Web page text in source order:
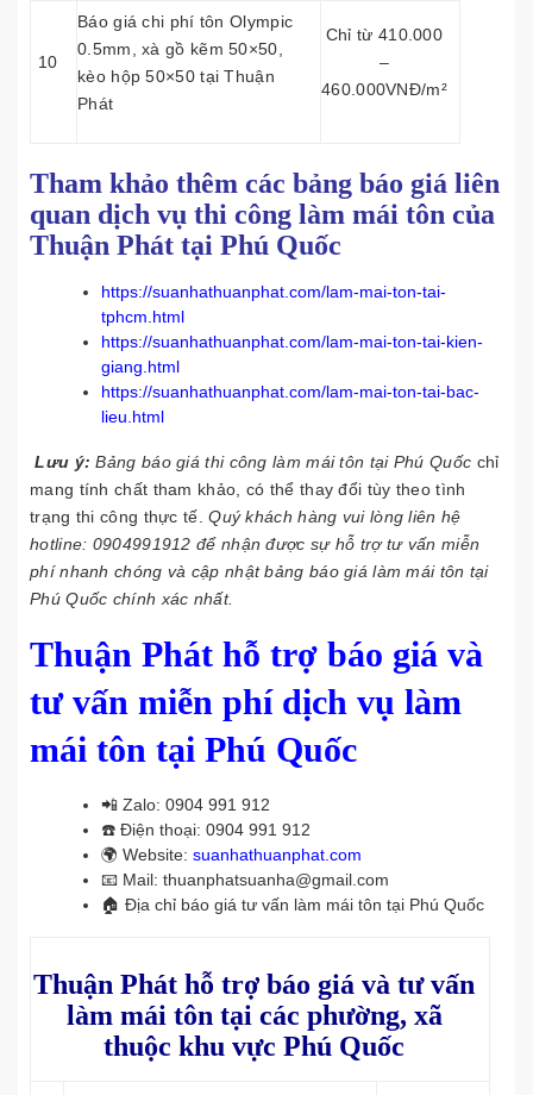
10
Báo giá chi phí tôn Olympic
0.5mm, xà gồ kẽm 50×50,
kèo hộp 50×50 tại Thuận
Phát
Chỉ từ 410.000
–
460.000VNĐ/m²
Tham khảo thêm các bảng báo giá liên
quan dịch vụ thi công làm mái tôn của
Thuận Phát tại Phú Quốc
https://suanhathuanphat.com/lam-mai-ton-tai-
tphcm.html
https://suanhathuanphat.com/lam-mai-ton-tai-kien-
giang.html
https://suanhathuanphat.com/lam-mai-ton-tai-bac-
lieu.html
Lưu ý: Bảng báo giá thi công làm mái tôn tại Phú Quốc chỉ
mang tính chất tham khảo, có thể thay đổi tùy theo tình
trạng thi công thực tế.Quý khách hàng vui lòng liên hệ
hotline: 0904991912để nhận được sự hỗ trợ tư vấn miễn
phí nhanh chóng và cập nhật bảng báo giá làm mái tôn tại
Phú Quốc chính xác nhất.
Thuận Phát hỗ trợ báo giá và
tư vấn miễn phí dịch vụ làm
mái tôn tại Phú Quốc
📲 Zalo: 0904 991 912
☎️ Điện thoại: 0904 991 912
🌍 Website: suanhathuanphat.com
📧 Mail: thuanphatsuanha@gmail.com
🏠 Địa chỉ báo giá tư vấn làm mái tôn tại Phú Quốc
Thuận Phát hỗ trợ báo giá và tư vấn
làm mái tôn tại các phường, xã
thuộc khu vực Phú Quốc